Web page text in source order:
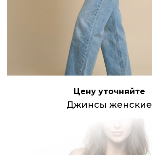
Цену уточняйте
Джинсы женские